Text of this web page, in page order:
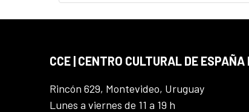
CCE | CENTRO CULTURAL DE ESPAÑA
Rincón 629, Montevideo, Uruguay
Lunes a viernes de 11 a 19 h